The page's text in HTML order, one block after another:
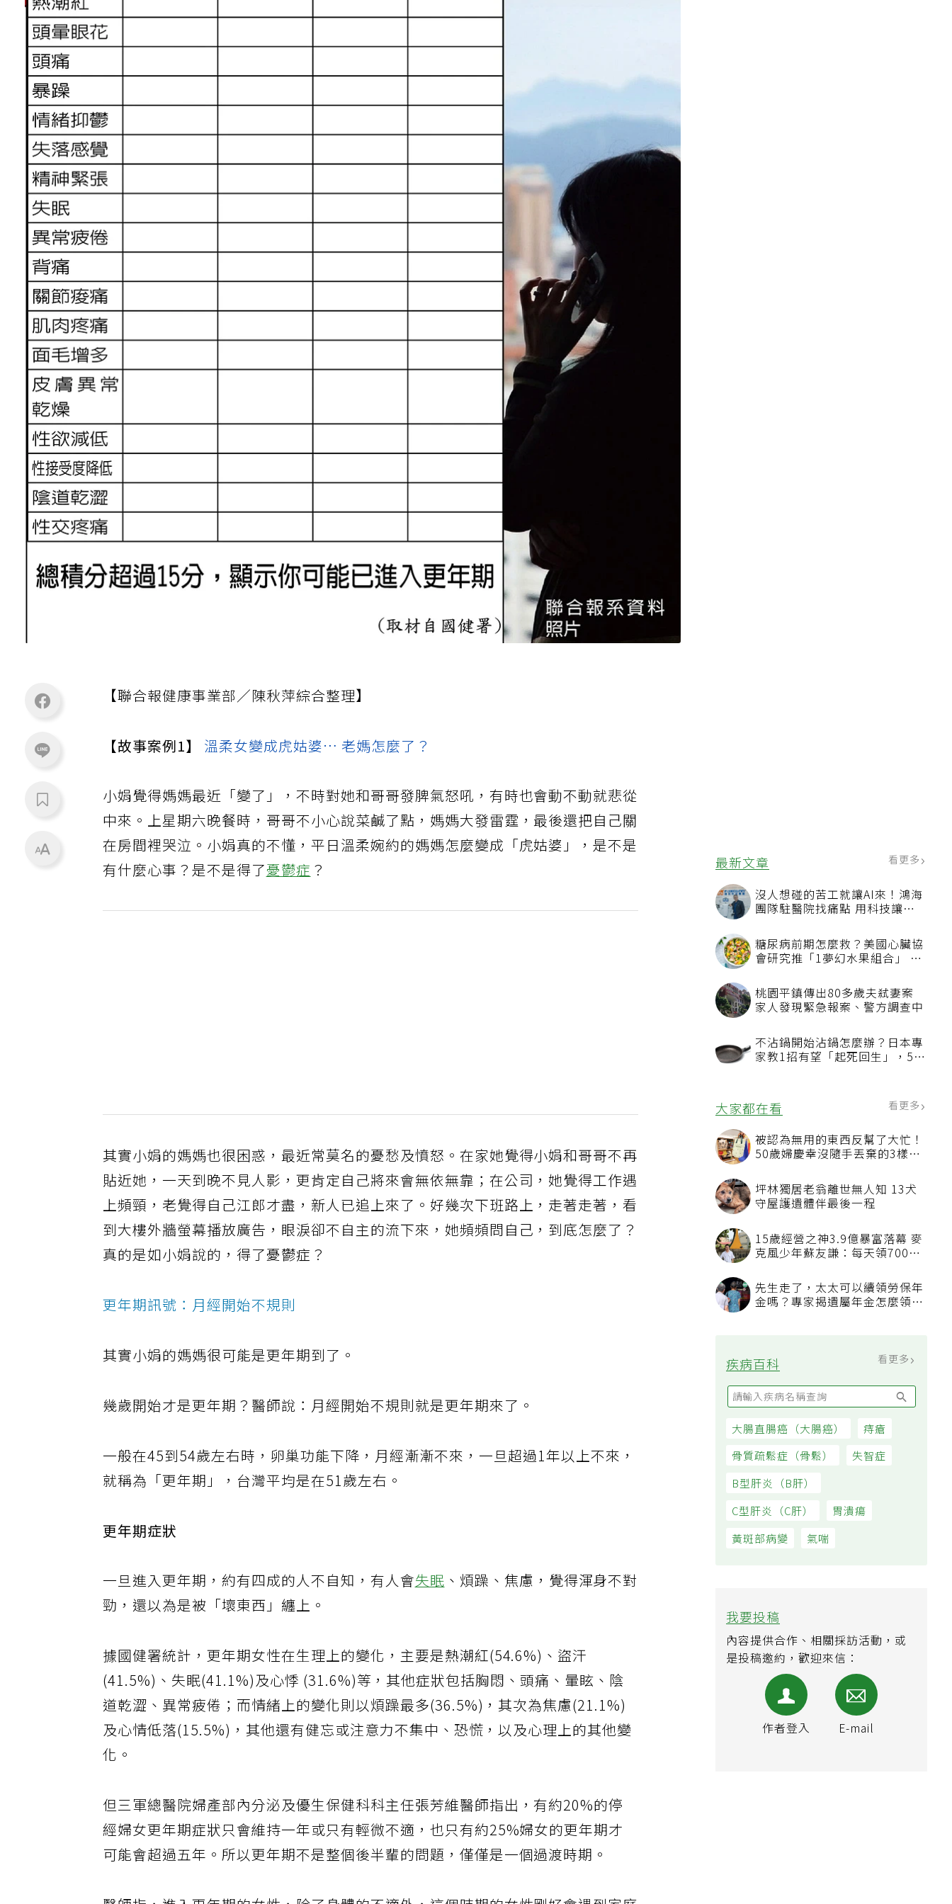
最新文章 看更多
沒人想碰的苦工就讓AI來！鴻海
團隊駐醫院找痛點 用科技讓醫
糖尿病前期怎麼救？美國心臟協
會研究推「1夢幻水果組合」 酪
桃園平鎮傳出80多歲夫弒妻案
家人發現緊急報案、警方調查中
不沾鍋開始沾鍋怎麼辦？日本專
家教1招有望「起死回生」，5情
大家都在看 看更多
被認為無用的東西反幫了大忙！
50歲婦慶幸沒隨手丟棄的3樣物
坪林獨居老翁離世無人知 13犬
守屋護遺體伴最後一程
15歲經營之神3.9億暴富落幕 麥
克風少年蘇友謙：每天領700元
先生走了，太太可以續領勞保年
金嗎？專家揭遺屬年金怎麼領，
疾病百科
大腸直腸癌（大腸癌） 痔瘡
骨質疏鬆症（骨鬆） 失智症
B型肝炎（B肝）
C型肝炎（C肝）
黃斑部病變
我要投稿
內容提供合作、相關採訪活動，或
【聯合報健康事業部／陳秋萍綜合整理】
【故事案例1】 溫柔女變成虎姑婆… 老媽怎麼了？
小娟覺得媽媽最近「變了」，不時對她和哥哥發脾氣怒吼，有時也會動不動就悲從
中來。上星期六晚餐時，哥哥不小心說菜鹹了點，媽媽大發雷霆，最後還把自己關
在房間裡哭泣。小娟真的不懂，平日溫柔婉約的媽媽怎麼變成「虎姑婆」，是不是
有什麼心事？是不是得了憂鬱症 ？
其實小娟的媽媽也很困惑，最近常莫名的憂愁及憤怒。在家她覺得小娟和哥哥不再
貼近她，一天到晚不見人影，更肯定自己將來會無依無靠；在公司，她覺得工作遇
上頻頸，老覺得自己江郎才盡，新人已追上來了。好幾次下班路上，走著走著，看
到大樓外牆螢幕播放廣告，眼淚卻不自主的流下來，她頻頻問自己，到底怎麼了？
真的是如小娟說的，得了憂鬱症？
更年期訊號：月經開始不規則
其實小娟的媽媽很可能是更年期到了。
幾歲開始才是更年期？醫師說：月經開始不規則就是更年期來了。
一般在45到54歲左右時，卵巢功能下降，月經漸漸不來，一旦超過1年以上不來，
就稱為「更年期」，台灣平均是在51歲左右。
更年期症狀
一旦進入更年期，約有四成的人不自知，有人會失眠 、煩躁、焦慮，覺得渾身不對
勁，還以為是被「壞東西」纏上。
據國健署統計，更年期女性在生理上的變化，主要是熱潮紅(54.6%)、盜汗
(41.5%)、失眠(41.1%)及心悸 (31.6%)等，其他症狀包括胸悶、頭痛、暈眩、陰
道乾澀、異常疲倦；而情緒上的變化則以煩躁最多(36.5%)，其次為焦慮(21.1%)
及心情低落(15.5%)，其他還有健忘或注意力不集中、恐慌，以及心理上的其他變
化。
但三軍總醫院婦產部內分泌及優生保健科科主任張芳維醫師指出，有約20%的停
經婦女更年期症狀只會維持一年或只有輕微不適，也只有約25%婦女的更年期才
可能會超過五年。所以更年期不是整個後半輩的問題，僅僅是一個過渡時期。